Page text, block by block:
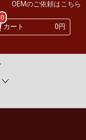
OEMのご依頼はこちら
カート 0円
0